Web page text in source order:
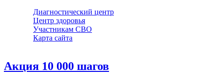
Диагностический центр
Центр здоровья
Участникам СВО
Карта сайта
Акция 10 000 шагов